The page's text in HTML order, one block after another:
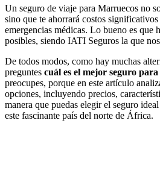
Un seguro de viaje para Marruecos no
sino que te ahorrará costos
emergencias médicas. Lo bueno es que
posibles, siendo IATI Seguros la que
De todos modos, como hay muchas
preguntes cuál es el mejor seguro
preocupes, porque en este artículo
opciones, incluyendo precios,
manera que puedas elegir el seguro
este fascinante país del norte de África.